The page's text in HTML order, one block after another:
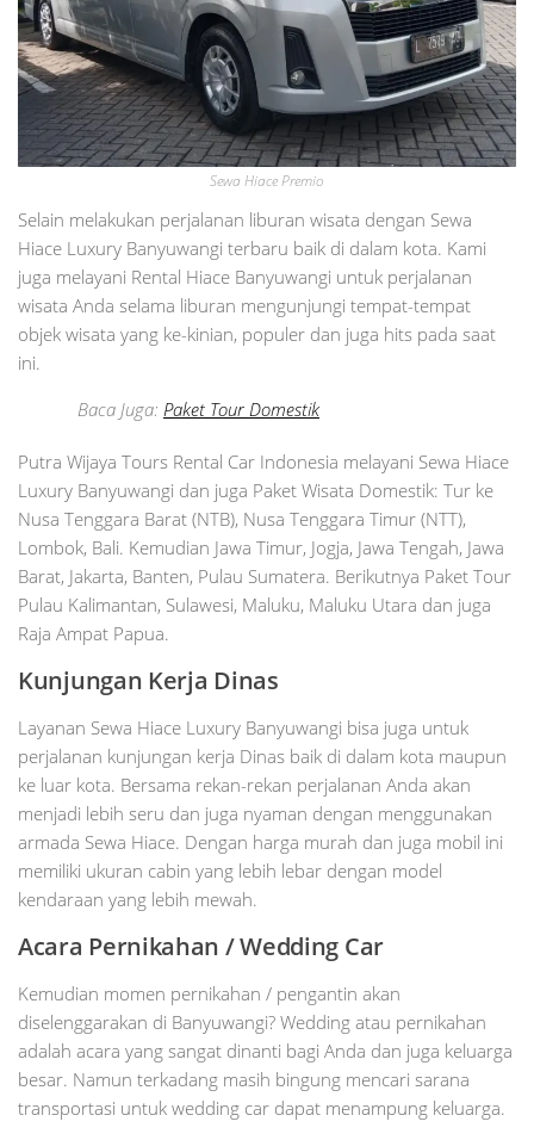
Sewa Hiace Premio
Selain melakukan perjalanan liburan wisata dengan Sewa
Hiace Luxury Banyuwangi terbaru baik di dalam kota. Kami
juga melayani Rental Hiace Banyuwangi untuk perjalanan
wisata Anda selama liburan mengunjungi tempat-tempat
objek wisata yang ke-kinian, populer dan juga hits pada saat
ini.
Baca Juga: Paket Tour Domestik
Putra Wijaya Tours Rental Car Indonesia melayani Sewa Hiace
Luxury Banyuwangi dan juga Paket Wisata Domestik: Tur ke
Nusa Tenggara Barat (NTB), Nusa Tenggara Timur (NTT),
Lombok, Bali. Kemudian Jawa Timur, Jogja, Jawa Tengah, Jawa
Barat, Jakarta, Banten, Pulau Sumatera. Berikutnya Paket Tour
Pulau Kalimantan, Sulawesi, Maluku, Maluku Utara dan juga
Raja Ampat Papua.
Kunjungan Kerja Dinas
Layanan Sewa Hiace Luxury Banyuwangi bisa juga untuk
perjalanan kunjungan kerja Dinas baik di dalam kota maupun
ke luar kota. Bersama rekan-rekan perjalanan Anda akan
menjadi lebih seru dan juga nyaman dengan menggunakan
armada Sewa Hiace. Dengan harga murah dan juga mobil ini
memiliki ukuran cabin yang lebih lebar dengan model
kendaraan yang lebih mewah.
Acara Pernikahan / Wedding Car
Kemudian momen pernikahan / pengantin akan
diselenggarakan di Banyuwangi? Wedding atau pernikahan
adalah acara yang sangat dinanti bagi Anda dan juga keluarga
besar. Namun terkadang masih bingung mencari sarana
transportasi untuk wedding car dapat menampung keluarga.